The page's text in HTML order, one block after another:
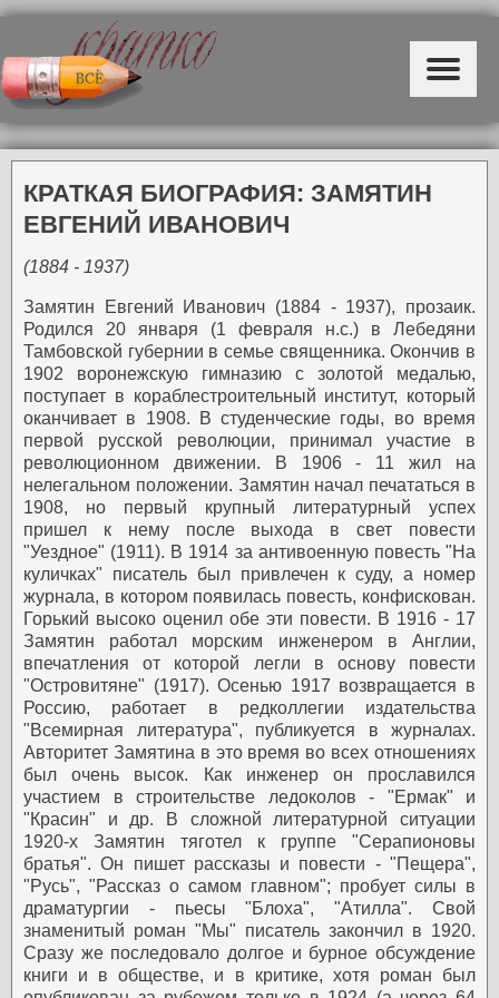
КРАТКАЯ БИОГРАФИЯ: ЗАМЯТИН
ЕВГЕНИЙ ИВАНОВИЧ
(1884 - 1937)
Замятин Евгений Иванович (1884 - 1937), прозаик.
Родился 20 января (1 февраля н.с.) в Лебедяни
Тамбовской губернии в семье священника. Окончив в
1902 воронежскую гимназию с золотой медалью,
поступает в кораблестроительный институт, который
оканчивает в 1908. В студенческие годы, во время
первой русской революции, принимал участие в
революционном движении. В 1906 - 11 жил на
нелегальном положении. Замятин начал печататься в
1908, но первый крупный литературный успех
пришел к нему после выхода в свет повести
"Уездное" (1911). В 1914 за антивоенную повесть "На
куличках" писатель был привлечен к суду, а номер
журнала, в котором появилась повесть, конфискован.
Горький высоко оценил обе эти повести. В 1916 - 17
Замятин работал морским инженером в Англии,
впечатления от которой легли в основу повести
"Островитяне" (1917). Осенью 1917 возвращается в
Россию, работает в редколлегии издательства
"Всемирная литература", публикуется в журналах.
Авторитет Замятина в это время во всех отношениях
был очень высок. Как инженер он прославился
участием в строительстве ледоколов - "Ермак" и
"Красин" и др. В сложной литературной ситуации
1920-х Замятин тяготел к группе "Серапионовы
братья". Он пишет рассказы и повести - "Пещера",
"Русь", "Рассказ о самом главном"; пробует силы в
драматургии - пьесы "Блоха", "Атилла". Свой
знаменитый роман "Мы" писатель закончил в 1920.
Сразу же последовало долгое и бурное обсуждение
книги и в обществе, и в критике, хотя роман был